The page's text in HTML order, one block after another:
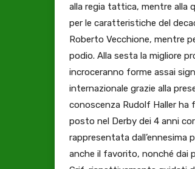
alla regia tattica, mentre alla
per le caratteristiche del
Roberto Vecchione, mentre
podio. Alla sesta la migliore
incroceranno forme assai
internazionale grazie alla
conoscenza Rudolf Haller ha
posto nel Derby dei 4 anni
rappresentata dall’ennesima
anche il favorito, nonché dai